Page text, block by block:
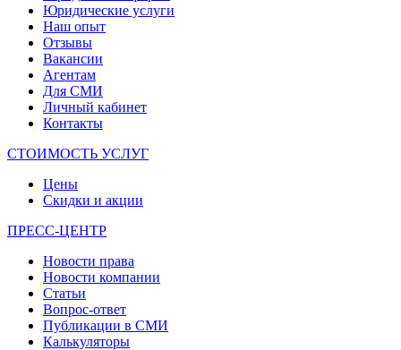
Юридические услуги
Наш опыт
Отзывы
Вакансии
Агентам
Для СМИ
Личный кабинет
Контакты
СТОИМОСТЬ УСЛУГ
Цены
Скидки и акции
ПРЕСС-ЦЕНТР
Новости права
Новости компании
Статьи
Вопрос-ответ
Публикации в СМИ
Калькуляторы